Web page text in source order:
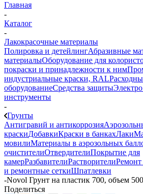
Главная
-
Каталог
-
Лакокрасочные материалы
Полировка и детейлингАбразивные
материалыОборудование для
покраски и принадлежности к ним
индустриальные краски, RAL
оборудованиеСредства защиты
инструменты
-
Грунты
Антигравий и антикоррозия
краскиДобавкиКраски в банкахЛаки
мовилиМатериалы в аэрозольных
очистителиОтвердителиПокрытие для
камерРазбавителиРастворителиРемонт
и ремонтные сеткиШпатлевки
-Novol Грунт на пластик 700, объем
Поделиться